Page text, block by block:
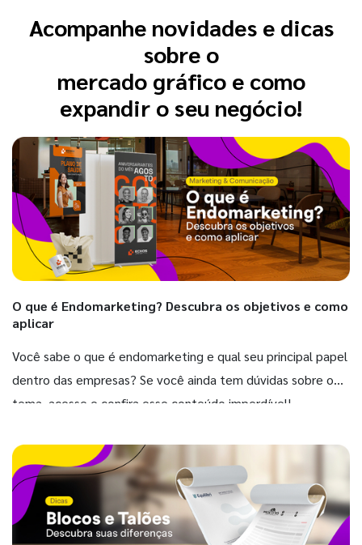
Acompanhe novidades e dicas
sobre o
mercado gráfico e como
expandir o seu negócio!
O que é Endomarketing? Descubra os objetivos e como
aplicar
Você sabe o que é endomarketing e qual seu principal papel
dentro das empresas? Se você ainda tem dúvidas sobre o
tema, acesse e confira esse conteúdo imperdível!